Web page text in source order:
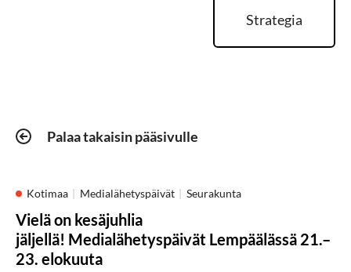
Strategia
Palaa takaisin pääsivulle
Kotimaa Medialähetyspäivät Seurakunta
Vielä on kesäjuhlia
jäljellä! Medialähetyspäivät Lempäälässä 21.–
23. elokuuta